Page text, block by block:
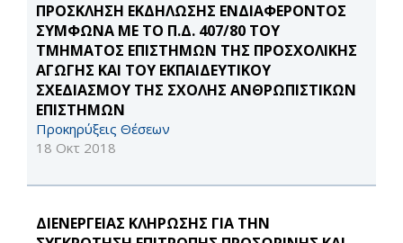
ΠΡΟΣΚΛΗΣΗ ΕΚΔΗΛΩΣΗΣ ΕΝΔΙΑΦΕΡΟΝΤΟΣ
ΣΥΜΦΩΝΑ ΜΕ ΤΟ Π.Δ. 407/80 ΤΟΥ
ΤΜΗΜΑΤΟΣ ΕΠΙΣΤΗΜΩΝ ΤΗΣ ΠΡΟΣΧΟΛΙΚΗΣ
ΑΓΩΓΗΣ ΚΑΙ ΤΟΥ ΕΚΠΑΙΔΕΥΤΙΚΟΥ
ΣΧΕΔΙΑΣΜΟΥ ΤΗΣ ΣΧΟΛΗΣ ΑΝΘΡΩΠΙΣΤΙΚΩΝ
ΕΠΙΣΤΗΜΩΝ
Προκηρύξεις Θέσεων
18 Οκτ 2018
ΔΙΕΝΕΡΓΕΙΑΣ ΚΛΗΡΩΣΗΣ ΓΙΑ ΤΗΝ